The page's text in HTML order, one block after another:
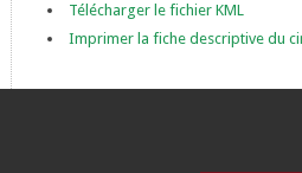
Télécharger le fichier KML
Imprimer la fiche descriptive du